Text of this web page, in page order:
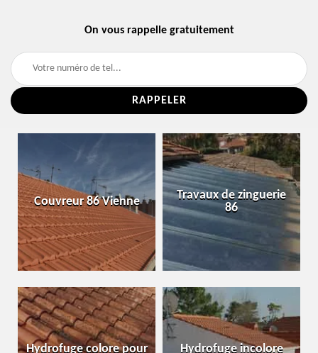
On vous rappelle gratuitement
Couvreur 86 Vienne
Travaux de zinguerie
86
Hydrofuge colore pour
Hydrofuge incolore